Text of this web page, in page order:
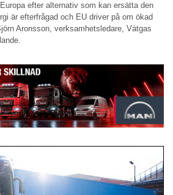
efter alternativ som kan ersätta den
är efterfrågad och EU driver på om ökad
Aronsson, verksamhetsledare, Vätgas